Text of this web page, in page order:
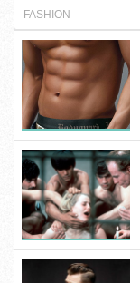
FASHION